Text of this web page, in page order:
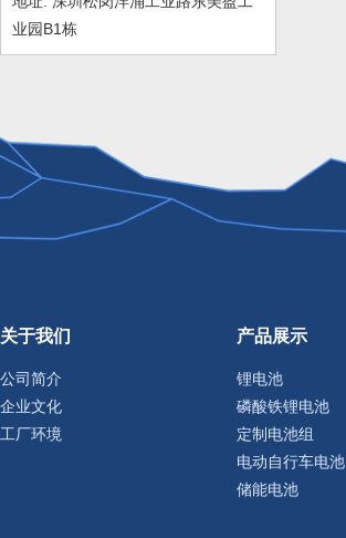
业园B1栋
关于我们
公司简介
企业文化
工厂环境
产品展示
锂电池
磷酸铁锂电池
定制电池组
电动自行车电池
储能电池